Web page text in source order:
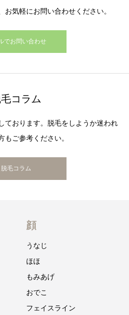
お気軽にお問い合わせください。
でお問い合わせ
コラム
ております。脱毛をしようか迷われ
もご参考ください。
脱毛コラム
顔
うなじ
ほほ
もみあげ
おでこ
フェイスライン